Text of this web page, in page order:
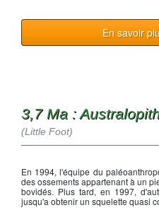
En savoir
3,7 Ma :
(Little Foot)
En 1994, l'équipe du
des ossements appartenant à un
bovidés. Plus tard, en 1997,
jusqu'a obtenir un squelette quasi